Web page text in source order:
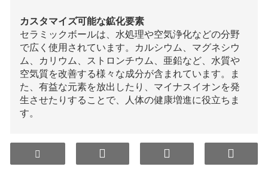
カスタマイズ可能な鉱化要素
セラミックボールは、水処理や空気浄化などの分野
で広く使用されています。カルシウム、マグネシウ
ム、カリウム、ストロンチウム、亜鉛など、水質や
空気質を改善する様々な成分が含まれています。ま
た、有益な元素を放出したり、マイナスイオンを発
生させたりすることで、人体の健康増進に役立ちま
す。
ETERNAL WORLD®フィルターは、逆浸透システム
用に設計されたインラインカートリッジで、様々な